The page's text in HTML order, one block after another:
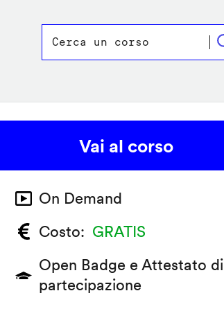
Vai al corso
On Demand
Costo
GRATIS
Open Badge e Attestato di
partecipazione